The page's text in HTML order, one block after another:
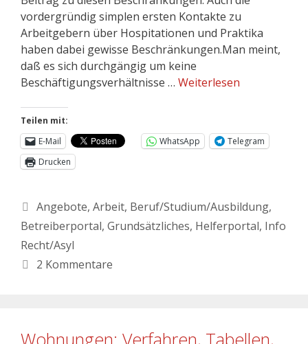
vordergründig simplen ersten Kontakte zu
Arbeitgebern über Hospitationen und Praktika
haben dabei gewisse Beschränkungen.Man meint,
daß es sich durchgängig um keine
Beschäftigungsverhältnisse … Weiterlesen
Teilen mit:
E-Mail
WhatsApp
Telegram
Drucken
Angebote, Arbeit, Beruf/Studium/Ausbildung,
Betreiberportal, Grundsätzliches, Helferportal, Info
Recht/Asyl
2 Kommentare
Wohnungen: Verfahren, Tabellen,